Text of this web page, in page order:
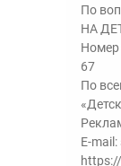
По
НА
Номер
67
По
E-mail: